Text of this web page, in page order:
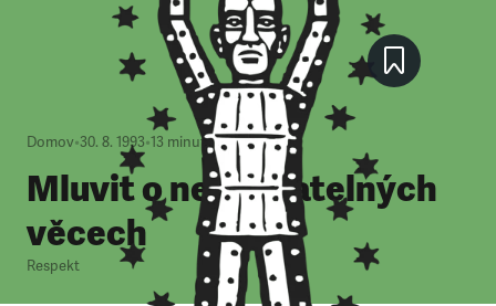
Domov•30. 8. 1993•13 minut
Mluvit o nepopsatelných
věcech
Respekt